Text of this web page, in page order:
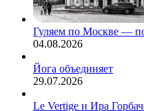
Гуляем по Москве —
04.08.2026
Йога объединяет
29.07.2026
Le Vertige и Ира